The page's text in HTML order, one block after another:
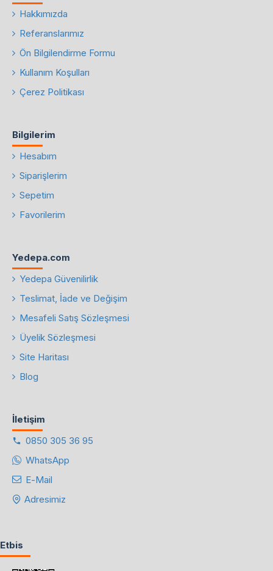
Hakkımızda
Referanslarımız
Ön Bilgilendirme Formu
Kullanım Koşulları
Çerez Politikası
Bilgilerim
Hesabım
Siparişlerim
Sepetim
Favorilerim
Yedepa.com
Yedepa Güvenilirlik
Teslimat, İade ve Değişim
Mesafeli Satış Sözleşmesi
Üyelik Sözleşmesi
Site Haritası
Blog
İletişim
0850 305 36 95
WhatsApp
E-Mail
Adresimiz
Etbis